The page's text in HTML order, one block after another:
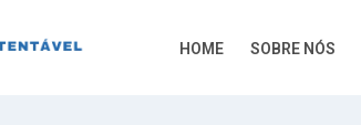
HOME SOBRE NÓS